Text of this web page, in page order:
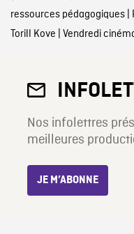
ressources pédagogiques|
Torill Kove | Vendredi
Nos infolettres
meilleures
JE M’ABONNE